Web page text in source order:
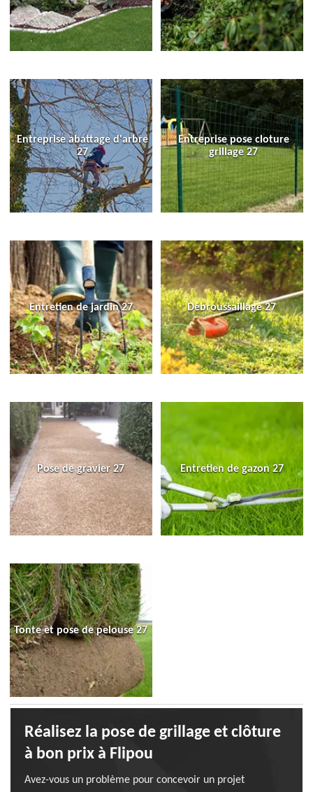
Entreprise abattage d'arbre
27
Entreprise pose cloture
grillage 27
Entretien de jardin 27 Débroussaillage 27
Pose de gravier 27 Entretien de gazon 27
Tonte et pose de pelouse 27
Réalisez la pose de grillage et clôture
à bon prix à Flipou
Avez-vous un problème pour concevoir un projet